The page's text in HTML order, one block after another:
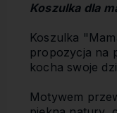
Koszulka dla
Koszulka
propozycja na
kocha swoje
Motywem